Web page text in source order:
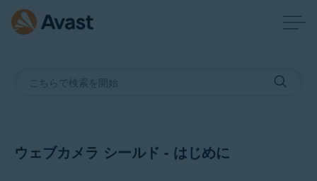
ウェブカメラ シールド - はじめに